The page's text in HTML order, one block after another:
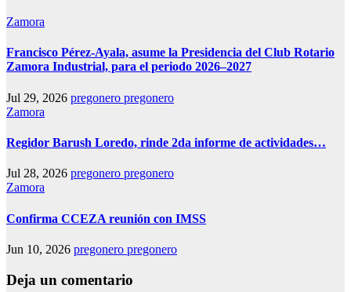
Zamora
Francisco Pérez-Ayala, asume la Presidencia del Club Rotario
Zamora Industrial, para el periodo 2026–2027
Jul 29, 2026 pregonero pregonero
Zamora
Regidor Barush Loredo, rinde 2da informe de actividades…
Jul 28, 2026 pregonero pregonero
Zamora
Confirma CCEZA reunión con IMSS
Jun 10, 2026 pregonero pregonero
Deja un comentario